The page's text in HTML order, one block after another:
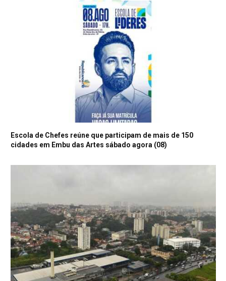
Escola de Chefes reúne que participam de mais de 150
cidades em Embu das Artes sábado agora (08)